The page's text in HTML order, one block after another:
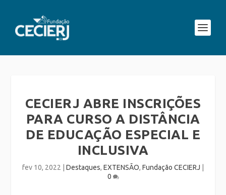
CECIERJ ABRE INSCRIÇÕES
PARA CURSO A DISTÂNCIA
DE EDUCAÇÃO ESPECIAL E
INCLUSIVA
fev 10, 2022 Destaques, EXTENSÃO, Fundação CECIERJ
0